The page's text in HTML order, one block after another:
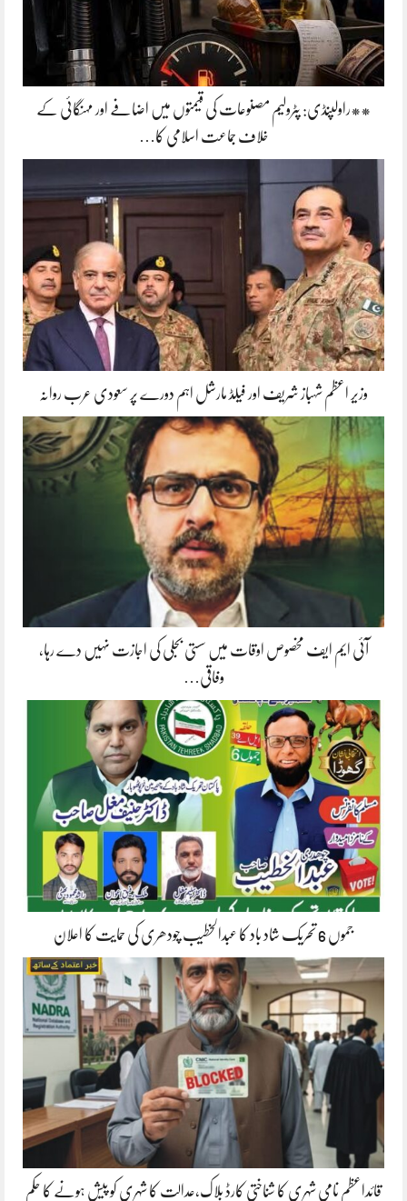
**راولپنڈی: پٹرولیم مصنوعات کی قیمتوں میں اضافے اور مہنگائی کے
خلاف جماعت اسلامی کا…
وزیر اعظم شہباز شریف اور فیلڈ مارشل اہم دورے پر سعودی عرب روانہ
آئی ایم ایف مخصوص اوقات میں سستی بجلی کی اجازت نہیں دے رہا،
وفاقی…
جموں 6 تحریک شاد باد کا عبدالخطیب چودھری کی حمایت کا اعلان
قائداعظم نامی شہری کا شناختی کارڈ بلاک،عدالت کا شہری کو پیش ہونے کا حکم